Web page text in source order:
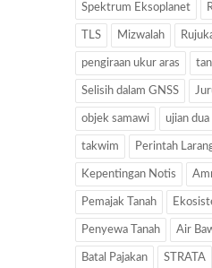
Spektrum Eksoplanet
TLS Mizwalah
pengiraan ukur aras
Selisih dalam GNSS
objek samawi ujian
takwim Perintah
Kepentingan Notis
Pemajak Tanah
Penyewa Tanah Air
Batal Pajakan STRATA